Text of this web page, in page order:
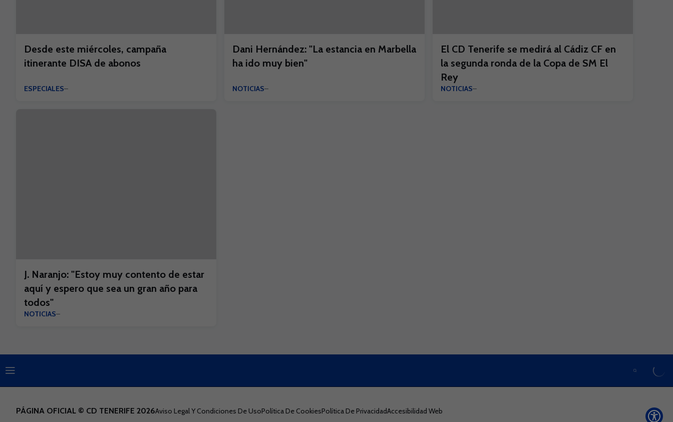
Desde este miércoles, campaña
itinerante DISA de abonos
ESPECIALES
Dani Hernández: "La estancia en Marbella
ha ido muy bien"
NOTICIAS
El CD Tenerife se medirá al Cádiz CF en
la segunda ronda de la Copa de SM El
Rey
NOTICIAS
J. Naranjo: "Estoy muy contento de estar
aquí y espero que sea un gran año para
todos"
NOTICIAS
Aviso Legal Y Condiciones De UsoPolítica De CookiesPolítica De PrivacidadAccesibilidad Web
PÁGINA OFICIAL © CD TENERIFE 2026